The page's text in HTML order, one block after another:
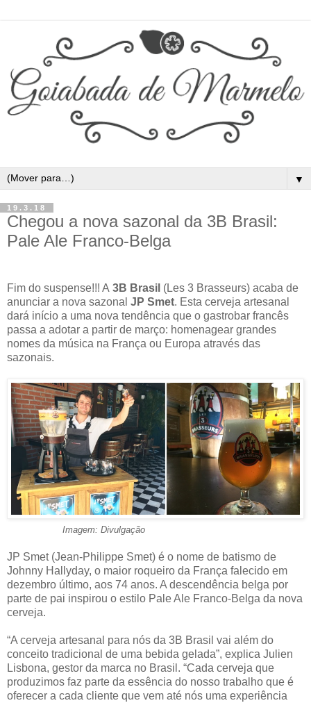
▼
19.3.18
Chegou a nova sazonal da 3B Brasil:
Pale Ale Franco-Belga
Fim do suspense!!! A 3B Brasil (Les 3 Brasseurs) acaba de
anunciar a nova sazonal JP Smet. Esta cerveja artesanal
dará início a uma nova tendência que o gastrobar francês
passa a adotar a partir de março: homenagear grandes
nomes da música na França ou Europa através das
sazonais.
Imagem: Divulgação
JP Smet (Jean-Philippe Smet) é o nome de batismo de
Johnny Hallyday, o maior roqueiro da França falecido em
dezembro último, aos 74 anos. A descendência belga por
parte de pai inspirou o estilo Pale Ale Franco-Belga da nova
cerveja.
“A cerveja artesanal para nós da 3B Brasil vai além do
conceito tradicional de uma bebida gelada”, explica Julien
Lisbona, gestor da marca no Brasil. “Cada cerveja que
produzimos faz parte da essência do nosso trabalho que é
oferecer a cada cliente que vem até nós uma experiência